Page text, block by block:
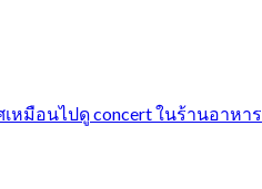
หมือนไปดู concert ในร้านอาหาร